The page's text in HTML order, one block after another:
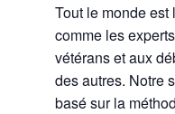
Tout le monde
comme les
vétérans et aux
des autres. Notre
basé sur la